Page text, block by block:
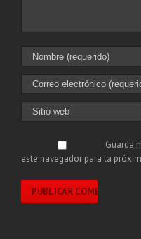
Guarda
este navegador para la